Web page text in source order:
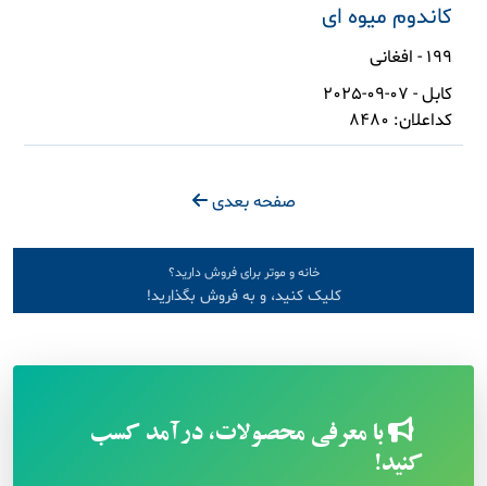
کاندوم میوه ای
199 - افغانی
کابل - 07-09-2025
کداعلان: 8480
صفحه بعدی
خانه و موتر برای فروش دارید؟
کلیک کنید، و به فروش بگذارید!
با معرفی محصولات، درآمد کسب
کنید!